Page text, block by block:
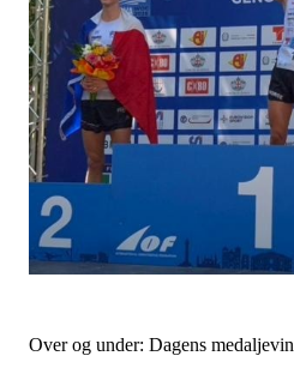
Over og under: Dagens